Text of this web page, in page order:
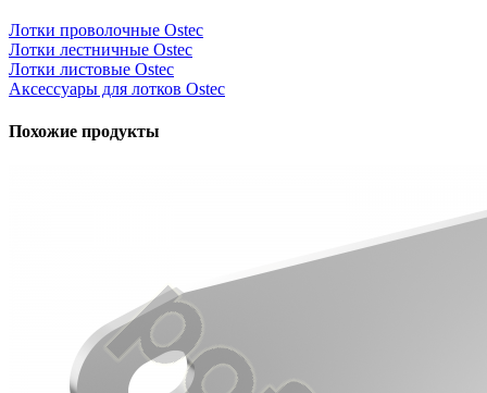
Лотки проволочные Ostec
Лотки лестничные Ostec
Лотки листовые Ostec
Аксессуары для лотков Ostec
Похожие продукты